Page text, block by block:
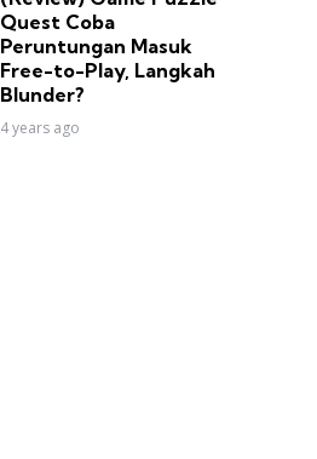
Quest Coba
Peruntungan Masuk
Free-to-Play, Langkah
Blunder?
4 years ago